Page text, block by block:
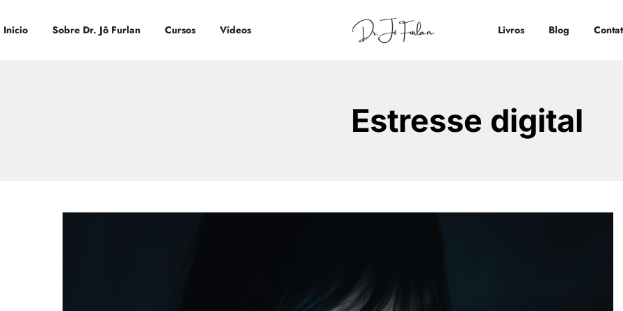
Inicio Sobre Dr. Jô Furlan Cursos Vídeos Livros Blog
Estresse digital